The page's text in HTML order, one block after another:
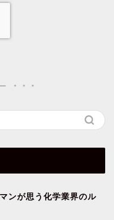
ンが思う化学業界のル